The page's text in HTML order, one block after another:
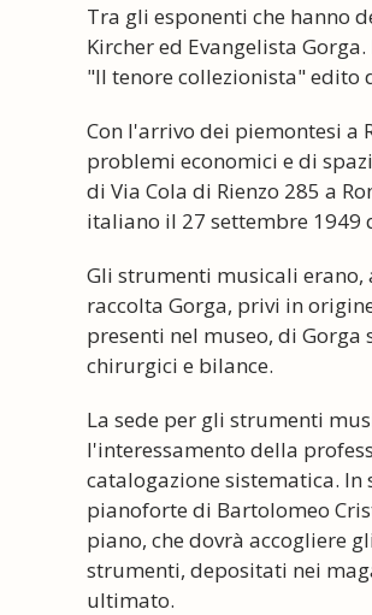
Tra gli esponenti che hanno
Kircher ed Evangelista
"Il tenore collezionista" edito
Con l'arrivo dei piemontesi a
problemi economici e di
di Via Cola di Rienzo 285 a
italiano il 27 settembre 1949
Gli strumenti musicali erano,
raccolta Gorga, privi in
presenti nel museo, di
chirurgici e bilance.
La sede per gli strumenti
l'interessamento della
catalogazione sistematica.
pianoforte di Bartolomeo
piano, che dovrà accogliere
strumenti, depositati nei
ultimato.